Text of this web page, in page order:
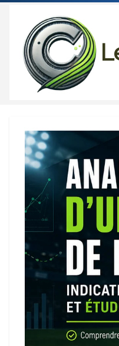
contenu